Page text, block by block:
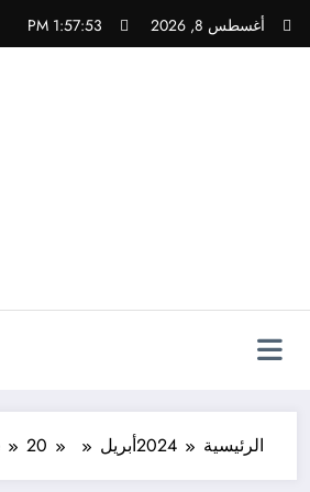
التجاوزأغسطس 8, 2026 1:57:54 PM
الرئيسية 2024أبريل 20